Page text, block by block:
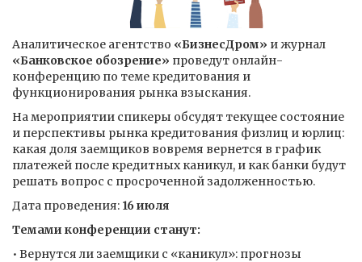
Аналитическое агентство «БизнесДром» и журнал
«Банковское обозрение» проведут онлайн-
конференцию по теме кредитования и
функционирования рынка взыскания.
На мероприятии спикеры обсудят текущее состояние
и перспективы рынка кредитования физлиц и юрлиц:
какая доля заемщиков вовремя вернется в график
платежей после кредитных каникул, и как банки будут
решать вопрос с просроченной задолженностью.
Дата проведения: 16 июля
Темами конференции станут:
• Вернутся ли заемщики с «каникул»: прогнозы